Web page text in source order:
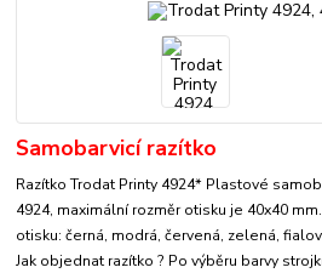
Samobarvicí razítko
Razítko Trodat Printy 4924* Plastové
4924, maximální rozměr otisku je 40x40
otisku: černá, modrá, červená, zelená,
Jak objednat razítko ? Po výběru barvy